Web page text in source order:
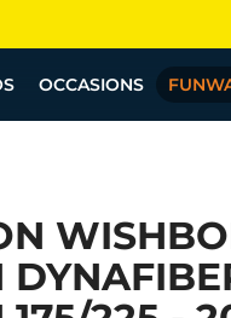
!
OCCASIONS